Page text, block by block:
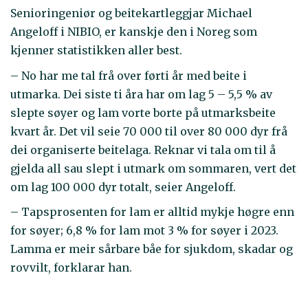
Senioringeniør og beitekartleggjar Michael
Angeloff i NIBIO, er kanskje den i Noreg som
kjenner statistikken aller best.
– No har me tal frå over førti år med beite i
utmarka. Dei siste ti åra har om lag 5 – 5,5 % av
slepte søyer og lam vorte borte på utmarksbeite
kvart år. Det vil seie 70 000 til over 80 000 dyr frå
dei organiserte beitelaga. Reknar vi tala om til å
gjelda all sau slept i utmark om sommaren, vert det
om lag 100 000 dyr totalt, seier Angeloff.
– Tapsprosenten for lam er alltid mykje høgre enn
for søyer; 6,8 % for lam mot 3 % for søyer i 2023.
Lamma er meir sårbare båe for sjukdom, skadar og
rovvilt, forklarar han.